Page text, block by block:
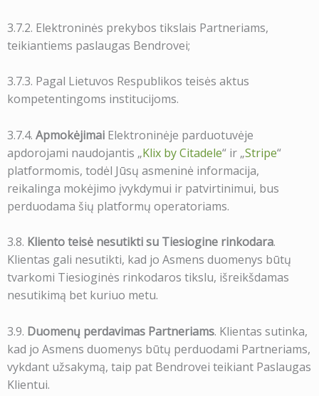
3.7.2. Elektroninės prekybos tikslais Partneriams,
teikiantiems paslaugas Bendrovei;
3.7.3. Pagal Lietuvos Respublikos teisės aktus
kompetentingoms institucijoms.
3.7.4. Apmokėjimai Elektroninėje parduotuvėje
apdorojami naudojantis „Klix by Citadele“ ir „Stripe“
platformomis, todėl Jūsų asmeninė informacija,
reikalinga mokėjimo įvykdymui ir patvirtinimui, bus
perduodama šių platformų operatoriams.
3.8. Kliento teisė nesutikti su Tiesiogine rinkodara.
Klientas gali nesutikti, kad jo Asmens duomenys būtų
tvarkomi Tiesioginės rinkodaros tikslu, išreikšdamas
nesutikimą bet kuriuo metu.
3.9. Duomenų perdavimas Partneriams. Klientas sutinka,
kad jo Asmens duomenys būtų perduodami Partneriams,
vykdant užsakymą, taip pat Bendrovei teikiant Paslaugas
Klientui.